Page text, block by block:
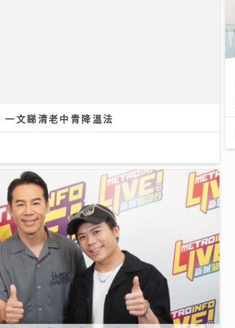
7.28世界肝炎日 每20港人1人患乙
肝 四成未察覺 籲市民做免費快測防
肝癌
28/07/2026